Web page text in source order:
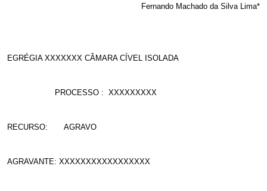
Fernando Machado da Silva Lima*
EGRÉGIA XXXXXXX CÂMARA CÍVEL ISOLADA
PROCESSO : XXXXXXXXX
RECURSO: AGRAVO
AGRAVANTE: XXXXXXXXXXXXXXXXX